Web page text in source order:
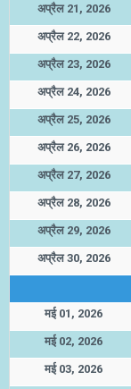
अप्रैल 21, 2026
अप्रैल 22, 2026
अप्रैल 23, 2026
अप्रैल 24, 2026
अप्रैल 25, 2026
अप्रैल 26, 2026
अप्रैल 27, 2026
अप्रैल 28, 2026
अप्रैल 29, 2026
अप्रैल 30, 2026
मई 01, 2026
मई 02, 2026
मई 03, 2026